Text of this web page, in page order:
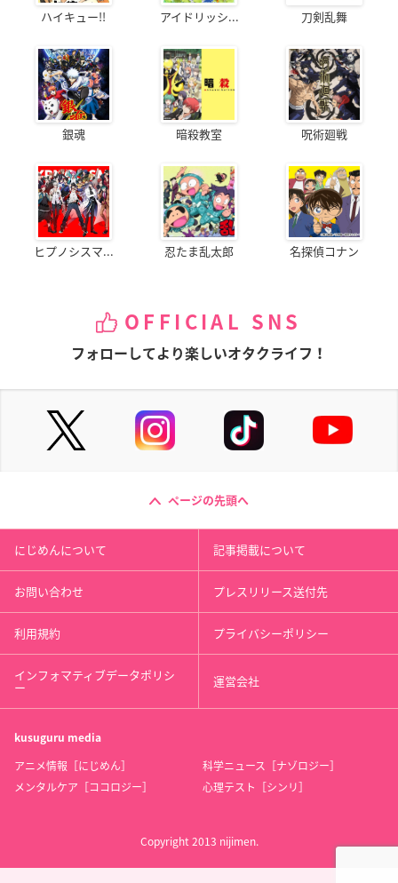
ハイキュー!! アイドリッシ... 刀剣乱舞
銀魂 暗殺教室 呪術廻戦
ヒプノシスマ... 忍たま乱太郎 名探偵コナン
OFFICIAL SNS
フォローしてより楽しいオタクライフ！
ページの先頭へ
にじめんについて 記事掲載について
お問い合わせ プレスリリース送付先
利用規約 プライバシーポリシー
インフォマティブデータポリシ
ー 運営会社
kusuguru media
アニメ情報［にじめん］
科学ニュース［ナゾロジー］
メンタルケア［ココロジー］
心理テスト［シンリ］
Copyright 2013 nijimen.